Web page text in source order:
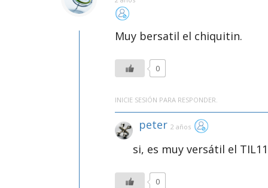
Muy bersatil el chiquitin.
0
INICIE SESIÓN PARA RESPONDER.
peter 2 años
si, es muy versátil el
0